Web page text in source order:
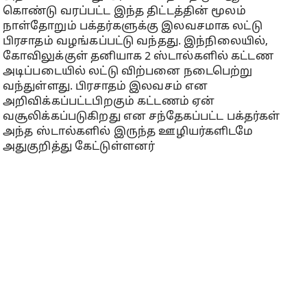
கொண்டு வரப்பட்ட இந்த திட்டத்தின் மூலம்
நாள்தோறும் பக்தர்களுக்கு இலவசமாக லட்டு
பிரசாதம் வழங்கப்பட்டு வந்தது. இந்நிலையில்,
கோவிலுக்குள் தனியாக 2 ஸ்டால்களில் கட்டண
அடிப்படையில் லட்டு விற்பனை நடைபெற்று
வந்துள்ளது. பிரசாதம் இலவசம் என
அறிவிக்கப்பட்டபிறகும் கட்டணம் ஏன்
வசூலிக்கப்படுகிறது என சந்தேகப்பட்ட பக்தர்கள்
அந்த ஸ்டால்களில் இருந்த ஊழியர்களிடமே
அதுகுறித்து கேட்டுள்ளனர்